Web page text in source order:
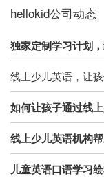
hellokid公司动态
独家定制学习计划
线上少儿英语，让
如何让孩子通过线
线上少儿英语机构
儿童英语口语学习